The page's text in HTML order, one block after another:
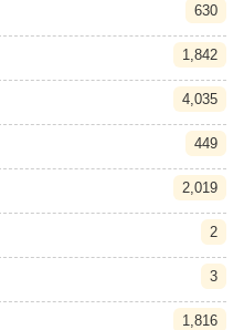
630
1,842
4,035
449
2,019
2
3
1,816